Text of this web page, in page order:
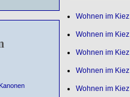
Wohnen im Kiez
Wohnen im Kiez
Wohnen im Kiez
Wohnen im Kiez
Wohnen im Kiez